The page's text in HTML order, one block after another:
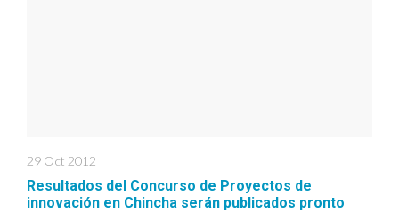
29 Oct 2012
Resultados del Concurso de Proyectos de
innovación en Chincha serán publicados pronto